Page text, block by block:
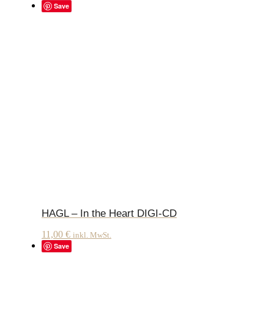
Save
HAGL – In the Heart DIGI-CD
11,00 € inkl. MwSt.
Save